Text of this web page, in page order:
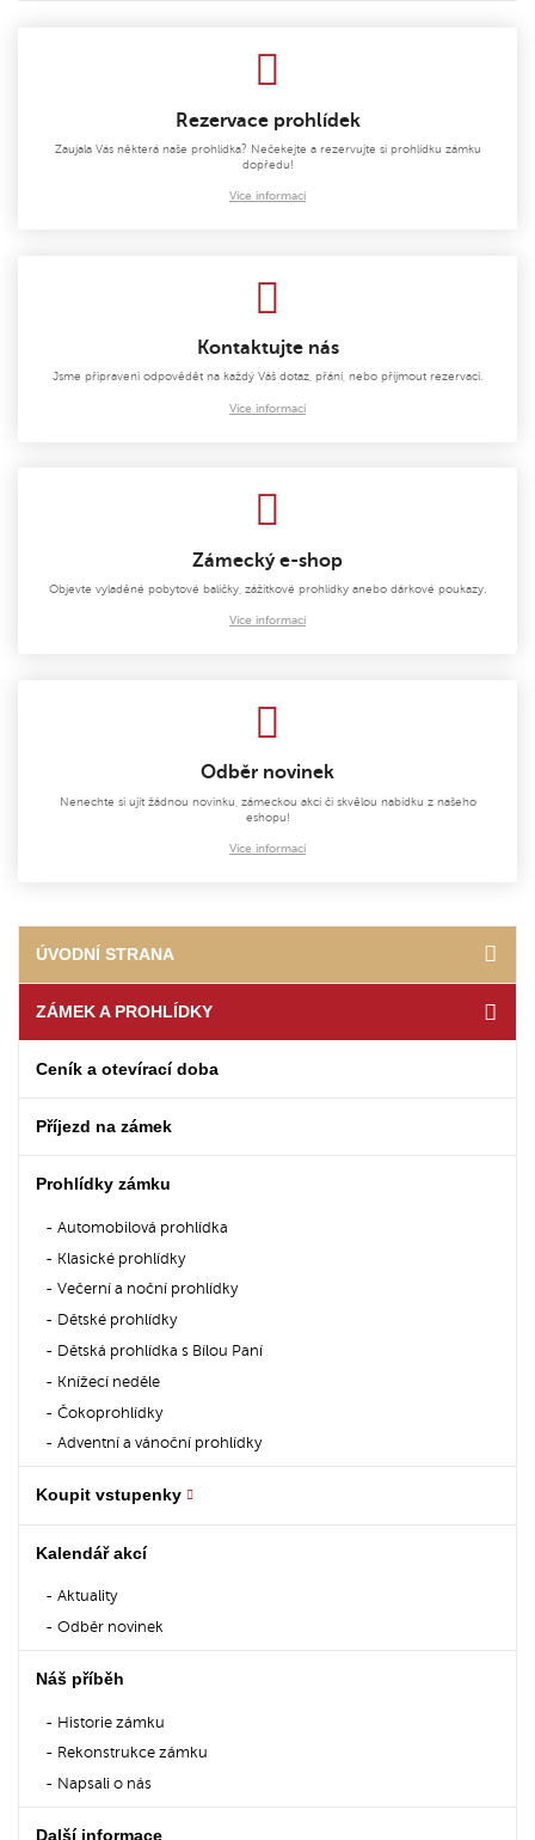
Rezervace prohlídek
Zaujala Vás některá naše prohlídka? Nečekejte a rezervujte si prohlídku zámku
dopředu!
Více informací
Kontaktujte nás
Jsme připraveni odpovědět na každý Váš dotaz, přání, nebo přijmout rezervaci.
Více informací
Zámecký e-shop
Objevte vyladěné pobytové balíčky, zážitkové prohlídky anebo dárkové poukazy.
Více informací
Odběr novinek
Nenechte si ujít žádnou novinku, zámeckou akci či skvělou nabídku z našeho
eshopu!
Více informací
ÚVODNÍ STRANA
ZÁMEK A PROHLÍDKY
Ceník a otevírací doba
Příjezd na zámek
Prohlídky zámku
Automobilová prohlídka
Klasické prohlídky
Večerní a noční prohlídky
Dětské prohlídky
Dětská prohlídka s Bílou Paní
Knížecí neděle
Čokoprohlídky
Adventní a vánoční prohlídky
Koupit vstupenky
Kalendář akcí
Aktuality
Odběr novinek
Náš příběh
Historie zámku
Rekonstrukce zámku
Napsali o nás
Další informace